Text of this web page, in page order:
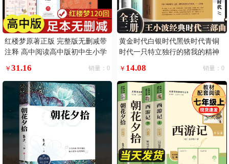
红楼梦原著正版 完整版无删减带
注释 高中阅读高中版初中生小学
著推荐阅读书籍 古典文学四大名
著
￥ 31.16 销量：0
黄金时代白银时代黑铁时代青铜
时代一只特立独行的猪我的精神
小波经典文学作品书籍无删三部
你的
￥ 14.08 销量：0